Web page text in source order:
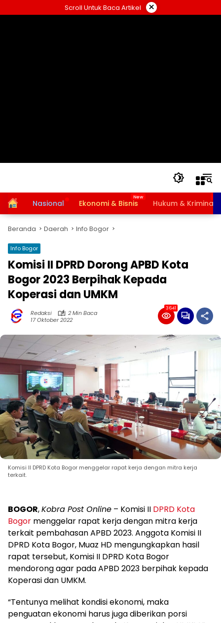
ke
Scroll Untuk Baca Artikel ×
HomeNasional Ekonomi & Bisnis Hukum & Kriminal
Beranda Daerah Info Bogor
Info Bogor
Komisi II DPRD Dorong APBD Kota
Bogor 2023 Berpihak Kepada
Koperasi dan UMKM
Redaksi
2 Min Baca
17 Oktober 2022
3641
Komisi II DPRD Kota Bogor menggelar rapat kerja dengan mitra kerja
terkait.
BOGOR,Kobra Post Online – Komisi II DPRD Kota
Bogor menggelar rapat kerja dengan mitra kerja
terkait pembahasan APBD 2023. Anggota Komisi II
DPRD Kota Bogor, Muaz HD mengungkapkan hasil
rapat tersebut, Komisi II DPRD Kota Bogor
mendorong agar pada APBD 2023 berpihak kepada
Koperasi dan UMKM.
“Tentunya melihat kondisi ekonomi, maka
penguatan ekonomi harus juga diberikan porsi